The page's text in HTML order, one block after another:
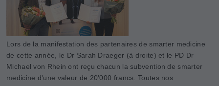
Lors de la manifestation des partenaires de smarter medicine
de cette année, le Dr Sarah Draeger (à droite) et le PD Dr
Michael von Rhein ont reçu chacun la subvention de smarter
medicine d'une valeur de 20'000 francs. Toutes nos